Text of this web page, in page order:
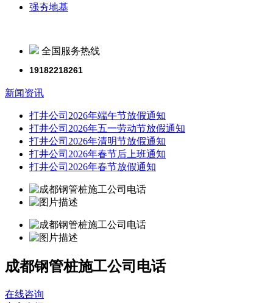
强夯地基
全国服务热线
19182218261
新闻资讯
打井公司2026年端午节放假通知
打井公司2026年五一劳动节放假通知
打井公司2026年清明节放假通知
打井公司2026年春节后上班通知
打井公司2026年春节放假通知
成都钢管桩施工公司电话
在线咨询